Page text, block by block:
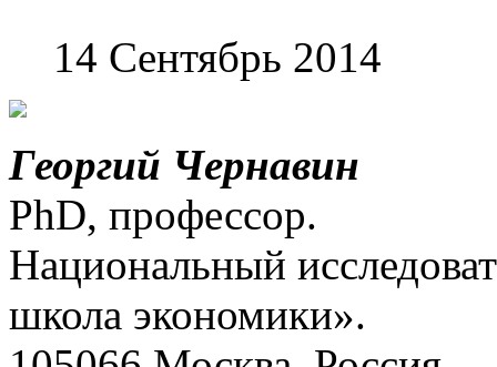
14 Сентябрь 2014
Георгий Чернавин
PhD, профессор.
Национальный
школа экономики».